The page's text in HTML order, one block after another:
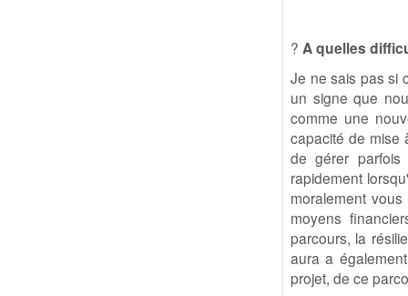
? A quelles
Je ne sais pas si
un signe que
comme une
capacité de mise
de gérer
rapidement
moralement
moyens
parcours, la
aura a
projet, de ce